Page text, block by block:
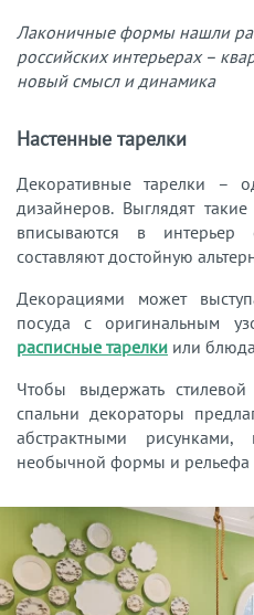
Лаконичные формы нашли
российских интерьерах –
новый смысл и динамика
Настенные тарелки
Декоративные тарелки –
дизайнеров. Выглядят
вписываются в интерьер
составляют достойную
Декорациями может
посуда с оригинальным
расписные тарелки или
Чтобы выдержать
спальни декораторы
абстрактными
необычной формы и рельефа